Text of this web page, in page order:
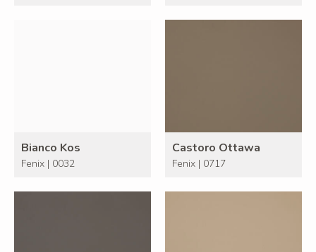
Bianco Kos
Fenix | 0032
Castoro Ottawa
Fenix | 0717